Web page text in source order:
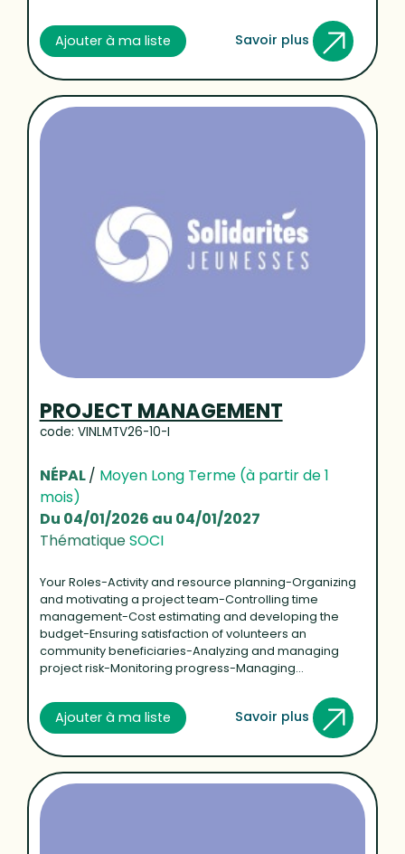
Ajouter à ma liste Savoir plus
PROJECT MANAGEMENT
code: VINLMTV26-10-I
NÉPAL/ Moyen Long Terme (à partir de 1
mois)
Du 04/01/2026 au 04/01/2027
ThématiqueSOCI
Your Roles-Activity and resource planning-Organizing
and motivating a project team-Controlling time
management-Cost estimating and developing the
budget-Ensuring satisfaction of volunteers an
community beneficiaries-Analyzing and managing
project risk-Monitoring progress-Managing...
Ajouter à ma liste Savoir plus